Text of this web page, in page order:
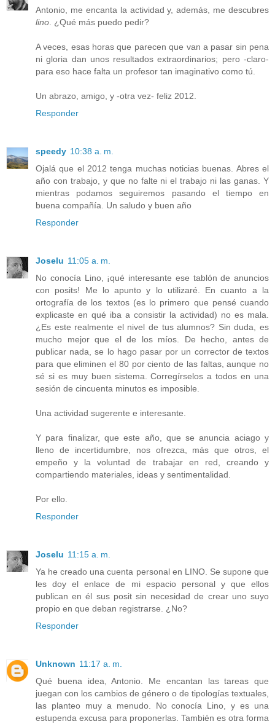
Antonio, me encanta la actividad y, además, me descubres
lino . ¿Qué más puedo pedir?
A veces, esas horas que parecen que van a pasar sin pena
ni gloria dan unos resultados extraordinarios; pero -claro-
para eso hace falta un profesor tan imaginativo como tú.
Un abrazo, amigo, y -otra vez- feliz 2012.
Responder
speedy 10:38 a. m.
Ojalá que el 2012 tenga muchas noticias buenas. Abres el
año con trabajo, y que no falte ni el trabajo ni las ganas. Y
mientras podamos seguiremos pasando el tiempo en
buena compañía. Un saludo y buen año
Responder
Joselu 11:05 a. m.
No conocía Lino, ¡qué interesante ese tablón de anuncios
con posits! Me lo apunto y lo utilizaré. En cuanto a la
ortografía de los textos (es lo primero que pensé cuando
explicaste en qué iba a consistir la actividad) no es mala.
¿Es este realmente el nivel de tus alumnos? Sin duda, es
mucho mejor que el de los míos. De hecho, antes de
publicar nada, se lo hago pasar por un corrector de textos
para que eliminen el 80 por ciento de las faltas, aunque no
sé si es muy buen sistema. Corregírselos a todos en una
sesión de cincuenta minutos es imposible.
Una actividad sugerente e interesante.
Y para finalizar, que este año, que se anuncia aciago y
lleno de incertidumbre, nos ofrezca, más que otros, el
empeño y la voluntad de trabajar en red, creando y
compartiendo materiales, ideas y sentimentalidad.
Por ello.
Responder
Joselu 11:15 a. m.
Ya he creado una cuenta personal en LINO. Se supone que
les doy el enlace de mi espacio personal y que ellos
publican en él sus posit sin necesidad de crear uno suyo
propio en que deban registrarse. ¿No?
Responder
Unknown 11:17 a. m.
Qué buena idea, Antonio. Me encantan las tareas que
juegan con los cambios de género o de tipologías textuales,
las planteo muy a menudo. No conocía Lino, y es una
estupenda excusa para proponerlas. También es otra forma